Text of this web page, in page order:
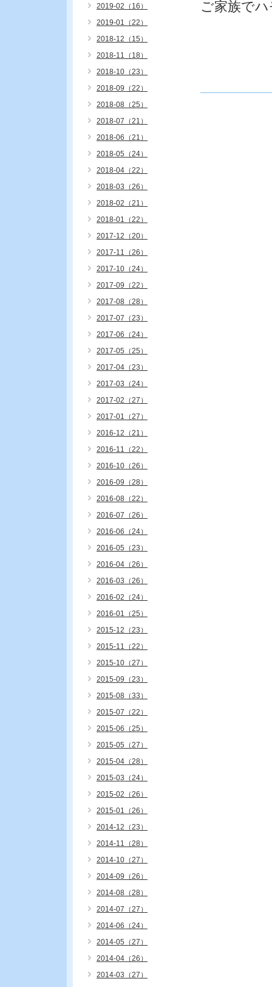
ご家族で
2019-02（16）
2019-01（22）
2018-12（15）
2018-11（18）
2018-10（23）
2018-09（22）
2018-08（25）
2018-07（21）
2018-06（21）
2018-05（24）
2018-04（22）
2018-03（26）
2018-02（21）
2018-01（22）
2017-12（20）
2017-11（26）
2017-10（24）
2017-09（22）
2017-08（28）
2017-07（23）
2017-06（24）
2017-05（25）
2017-04（23）
2017-03（24）
2017-02（27）
2017-01（27）
2016-12（21）
2016-11（22）
2016-10（26）
2016-09（28）
2016-08（22）
2016-07（26）
2016-06（24）
2016-05（23）
2016-04（26）
2016-03（26）
2016-02（24）
2016-01（25）
2015-12（23）
2015-11（22）
2015-10（27）
2015-09（23）
2015-08（33）
2015-07（22）
2015-06（25）
2015-05（27）
2015-04（28）
2015-03（24）
2015-02（26）
2015-01（26）
2014-12（23）
2014-11（28）
2014-10（27）
2014-09（26）
2014-08（28）
2014-07（27）
2014-06（24）
2014-05（27）
2014-04（26）
2014-03（27）